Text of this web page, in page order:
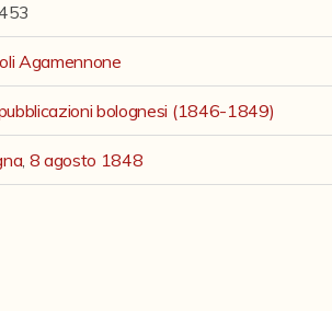
Agamennone
bolognesi (1846-1849)
, 8 agosto 1848